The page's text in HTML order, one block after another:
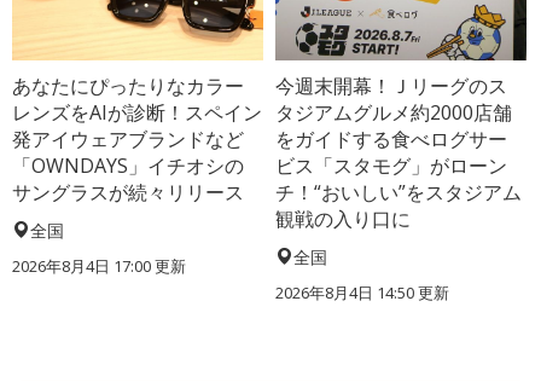
あなたにぴったりなカラー
レンズをAIが診断！スペイン
発アイウェアブランドなど
「OWNDAYS」イチオシの
サングラスが続々リリース
全国
2026年8月4日 17:00更新
今週末開幕！Ｊリーグのス
タジアムグルメ約2000店舗
をガイドする食べログサー
ビス「スタモグ」がローン
チ！“おいしい”をスタジアム
観戦の入り口に
全国
2026年8月4日 14:50更新